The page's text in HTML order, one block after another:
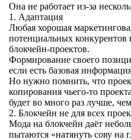
Она не работает из-за
1. Адаптация
Любая хорошая
потенциальных конкурентов
блокчейн-проектов.
Формирование своего
если есть базовая
Но нужно помнить, что
копирования чьего-то
будет во много раз лучше,
2. Блокчейн не для всех
Мода на блокчейн даёт
пытаются «натянуть сову на